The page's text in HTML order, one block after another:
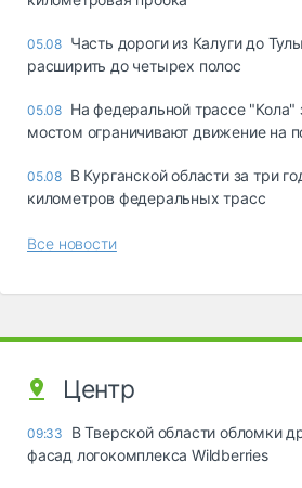
05.08 Часть дороги из Калуги до
расширить до четырех полос
05.08 На федеральной трассе
мостом ограничивают движение на
05.08 В Курганской области за три
километров федеральных трасс
Все новости
Центр
09:33
В Тверской области обломки
фасад логокомплекса Wildberries